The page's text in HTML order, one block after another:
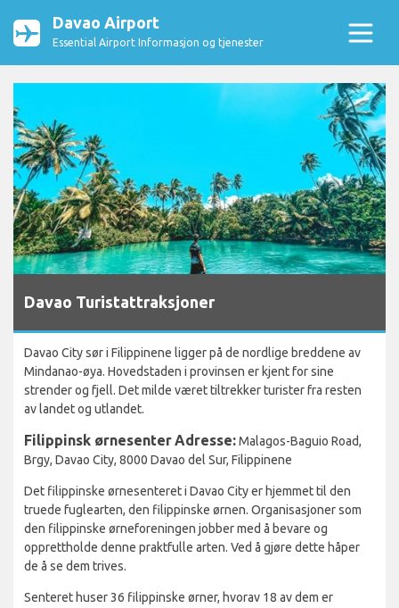
Davao Airport
Essential Airport Informasjon og tjenester
Davao Turistattraksjoner
Davao City sør i Filippinene ligger på de nordlige breddene av
Mindanao-øya. Hovedstaden i provinsen er kjent for sine
strender og fjell. Det milde været tiltrekker turister fra resten
av landet og utlandet.
Filippinsk ørnesenterAdresse:Malagos-Baguio Road,
Brgy, Davao City, 8000 Davao del Sur, Filippinene
Det filippinske ørnesenteret i Davao City er hjemmet til den
truede fuglearten, den filippinske ørnen. Organisasjoner som
den filippinske ørneforeningen jobber med å bevare og
opprettholde denne praktfulle arten. Ved å gjøre dette håper
de å se dem trives.
Senteret huser 36 filippinske ørner, hvorav 18 av dem er